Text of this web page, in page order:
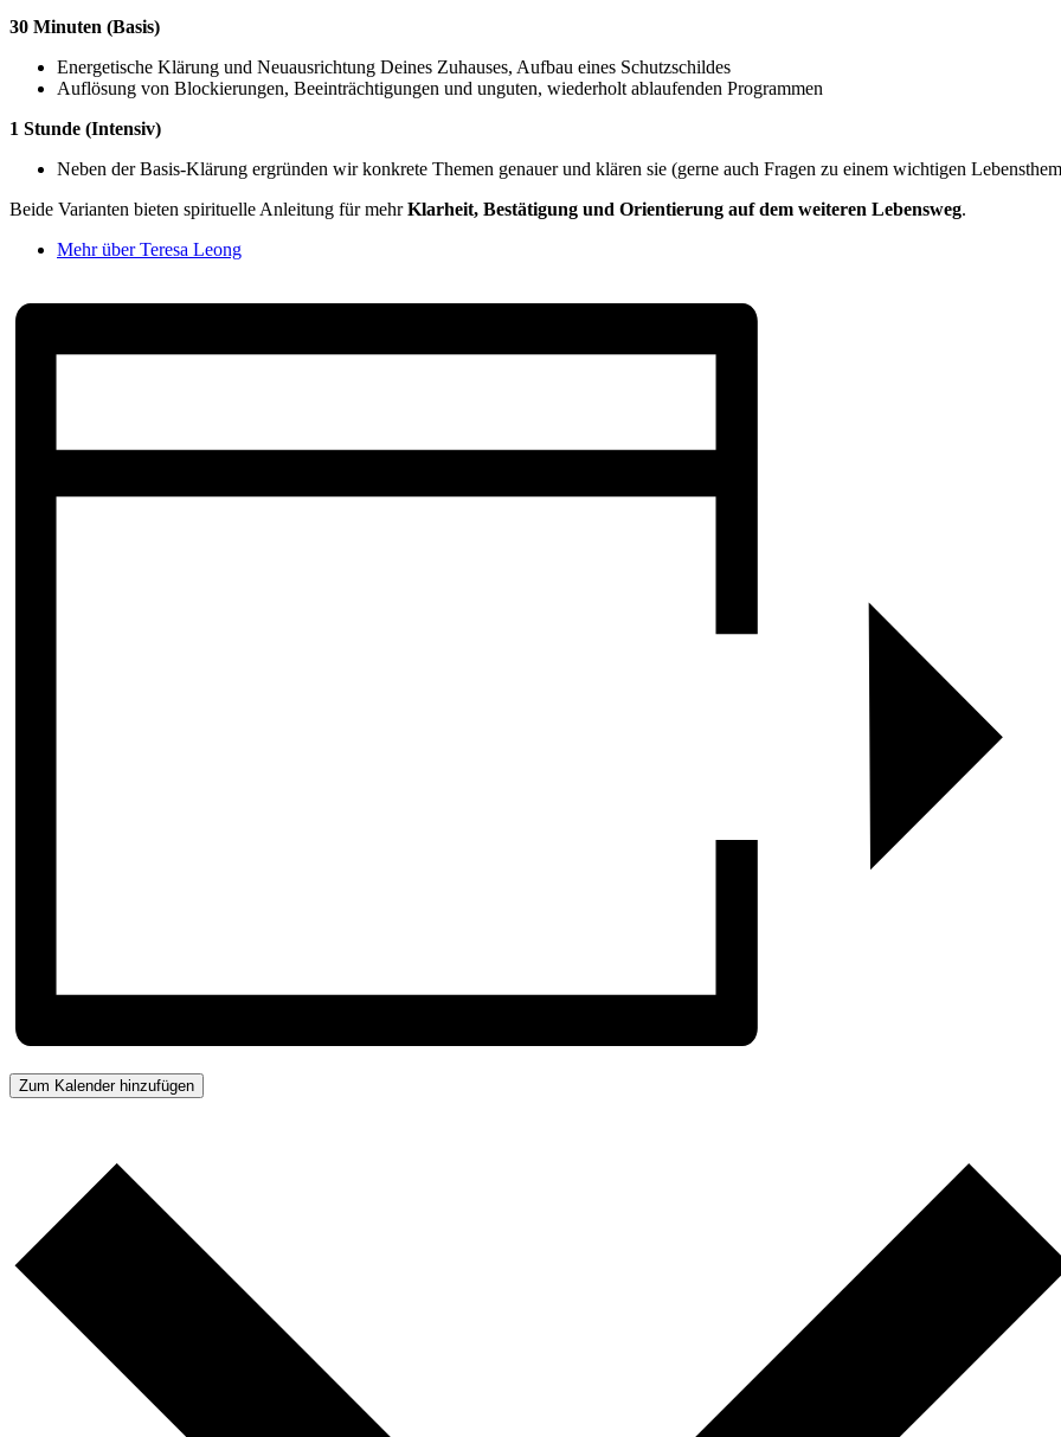
30 Minuten (Basis)
Energetische Klärung und Neuausrichtung Deines Zuhauses, Aufbau eines Schutzschildes
Auflösung von Blockierungen, Beeinträchtigungen und unguten, wiederholt ablaufenden Programmen
1 Stunde (Intensiv)
Neben der Basis-Klärung ergründen wir konkrete Themen genauer und klären sie (gerne auch Fragen zu einem wichtigen
Beide Varianten bieten spirituelle Anleitung für mehrKlarheit, Bestätigung und Orientierung auf dem weiteren Lebensweg.
Mehr über Teresa Leong
Zum Kalender hinzufügen